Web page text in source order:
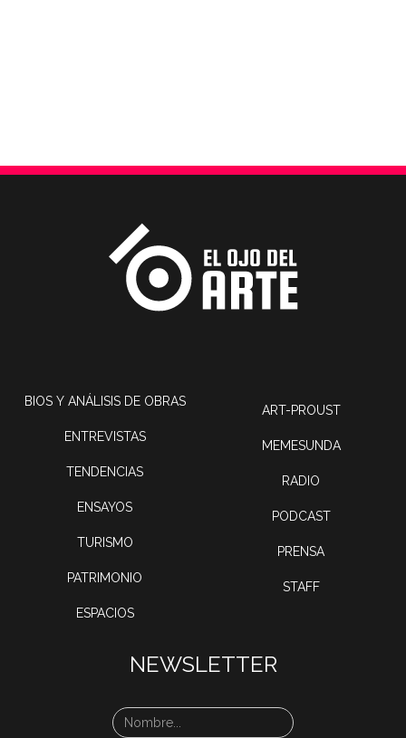
BIOS Y ANÁLISIS DE OBRAS
ENTREVISTAS
TENDENCIAS
ENSAYOS
TURISMO
PATRIMONIO
ESPACIOS
ART-PROUST
MEMESUNDA
RADIO
PODCAST
PRENSA
STAFF
NEWSLETTER